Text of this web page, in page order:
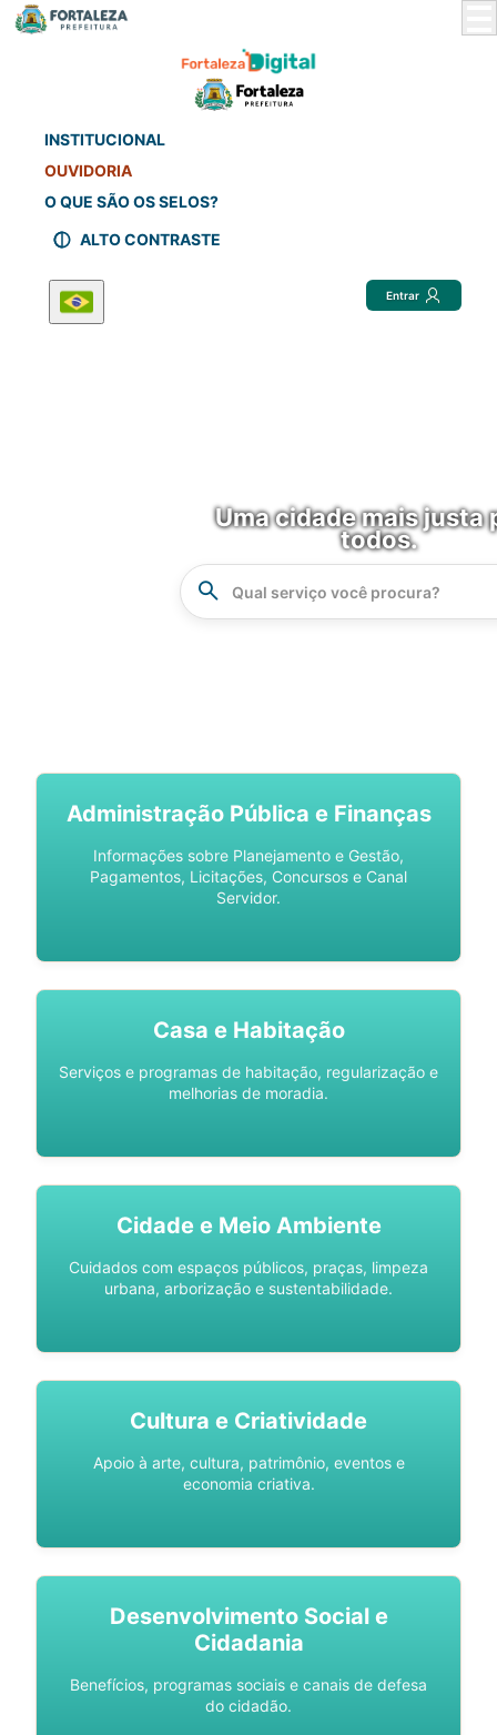
INSTITUCIONAL
OUVIDORIA
O QUE SÃO OS SELOS?
ALTO CONTRASTE
Entrar
Uma cidade mais justa
todos.
Administração Pública e Finanças
Informações sobre Planejamento e Gestão,
Pagamentos, Licitações, Concursos e Canal
Servidor.
Casa e Habitação
Serviços e programas de habitação, regularização e
melhorias de moradia.
Cidade e Meio Ambiente
Cuidados com espaços públicos, praças, limpeza
urbana, arborização e sustentabilidade.
Cultura e Criatividade
Apoio à arte, cultura, patrimônio, eventos e
economia criativa.
Desenvolvimento Social e
Cidadania
Benefícios, programas sociais e canais de defesa
do cidadão.